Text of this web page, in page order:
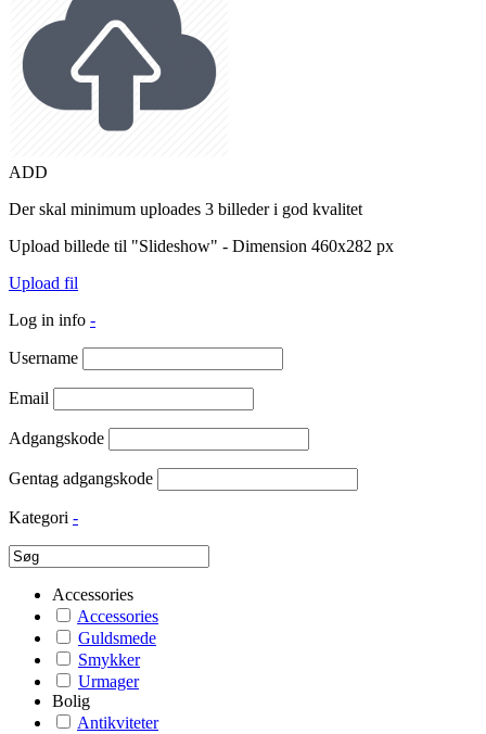
ADD
Der skal minimum uploades 3 billeder i god kvalitet
Upload billede til "Slideshow" - Dimension 460x282 px
Upload fil
Log in info -
Username
Email
Adgangskode
Gentag adgangskode
Kategori -
Accessories
Accessories
Guldsmede
Smykker
Urmager
Bolig
Antikviteter